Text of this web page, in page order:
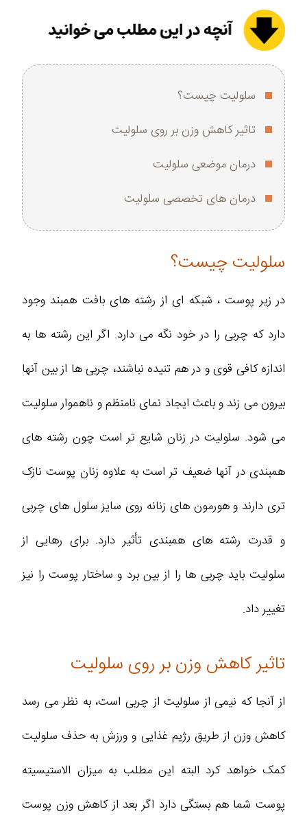
سلولیت چیست؟
تاثیر کاهش وزن بر روی سلولیت
درمان موضعی سلولیت
درمان های تخصصی سلولیت
سلولیت چیست؟
در زیر پوست ، شبکه ای از رشته های بافت همبند وجود
دارد که چربی را در خود نگه می دارد. اگر این رشته ها به
اندازه کافی قوی و در هم تنیده نباشند، چربی ها از بین آنها
بیرون می زند و باعث ایجاد نمای نامنظم و ناهموار سلولیت
می شود. سلولیت در زنان شایع تر است چون رشته های
همبندی در آنها ضعیف تر است به علاوه زنان پوست نازک
تری دارند و هورمون های زنانه روی سایز سلول های چربی
و قدرت رشته های همبندی تأثیر دارد. برای رهایی از
سلولیت باید چربی ها را از بین برد و ساختار پوست را نیز
تغییر داد.
تاثیر کاهش وزن بر روی سلولیت
از آنجا که نیمی از سلولیت از چربی است، به نظر می رسد
کاهش وزن از طریق رژیم غذایی و ورزش به حذف سلولیت
کمک خواهد کرد البته این مطلب به میزان الاستیسیته
پوست شما هم بستگی دارد اگر بعد از کاهش وزن پوست